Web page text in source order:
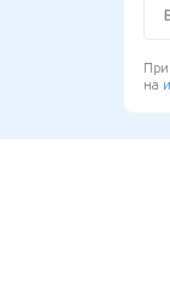
При
на